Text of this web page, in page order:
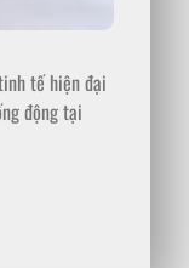
tế hiện đại
động tại